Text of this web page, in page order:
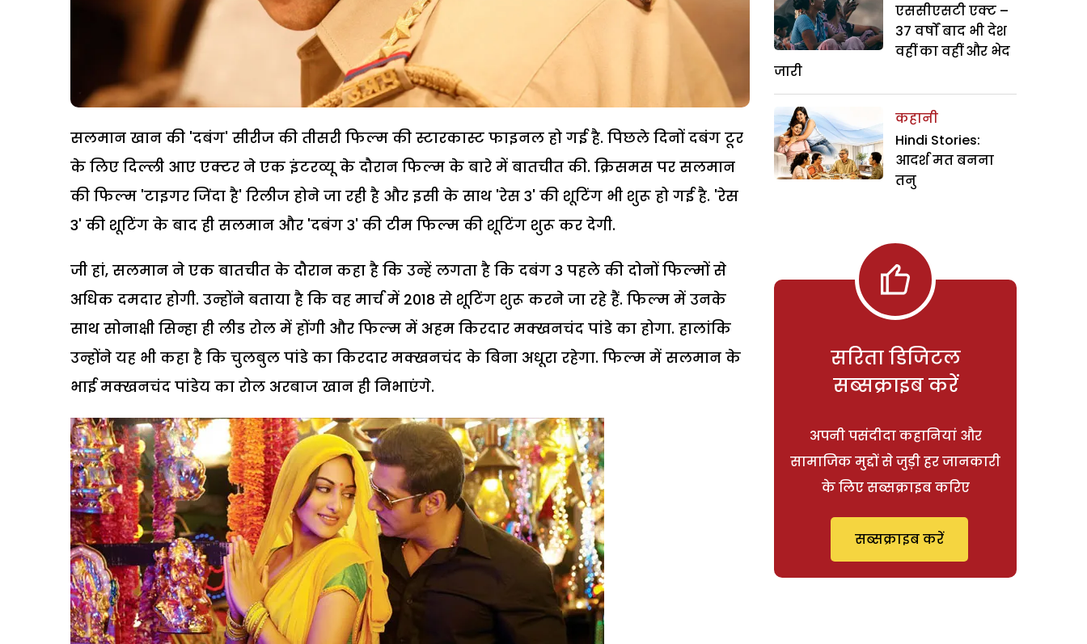
सलमान खान की 'दबंग' सीरीज की तीसरी फिल्म की स्टारकास्ट फाइनल हो गई है. पिछले दिनों दबंग टूर
के लिए दिल्ली आए एक्टर ने एक इंटरव्यू के दौरान फिल्म के बारे में बातचीत की. क्रिसमस पर सलमान
की फिल्म 'टाइगर जिंदा है' रिलीज होने जा रही है और इसी के साथ 'रेस 3' की शूटिंग भी शुरू हो गई है. 'रेस
3' की शूटिंग के बाद ही सलमान और 'दबंग 3' की टीम फिल्म की शूटिंग शुरू कर देगी.
जी हां, सलमान ने एक बातचीत के दौरान कहा है कि उन्हें लगता है कि दबंग 3 पहले की दोनों फिल्मों से
अधिक दमदार होगी. उन्होंने बताया है कि वह मार्च में 2018 से शूटिंग शुरू करने जा रहे हैं. फिल्म में उनके
साथ सोनाक्षी सिन्हा ही लीड रोल में होंगी और फिल्म में अहम किरदार मक्खनचंद पांडे का होगा. हालांकि
उन्होंने यह भी कहा है कि चुलबुल पांडे का किरदार मक्खनचंद के बिना अधूरा रहेगा. फिल्म में सलमान के
भाई मक्खनचंद पांडेय का रोल अरबाज खान ही निभाएंगे.
एससीएसटी एक्ट –
37 वर्षों बाद भी देश
वहीं का वहीं और भेद
जारी
कहानी
Hindi Stories:
आदर्श मत बनना
तनु
सरिता डिजिटल
सब्सक्राइब करें
अपनी पसंदीदा कहानियां और
सामाजिक मुद्दों से जुड़ी हर जानकारी
के लिए सब्सक्राइब करिए
सब्सक्राइब करें